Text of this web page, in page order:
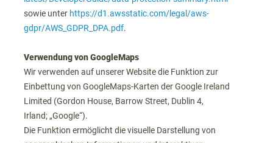
sowie unter https://d1.awsstatic.com/legal/aws-
gdpr/AWS_GDPR_DPA.pdf.
Verwendung von GoogleMaps
Wir verwenden auf unserer Website die Funktion zur
Einbettung von GoogleMaps-Karten derGoogle Ireland
Limited (Gordon House, Barrow Street, Dublin 4,
Irland; „Google“).
Die Funktion ermöglicht die visuelle Darstellung von